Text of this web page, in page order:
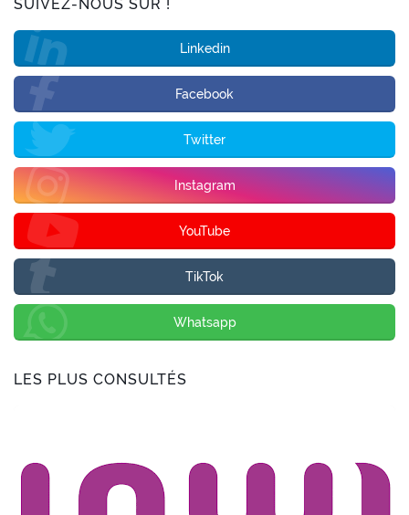
SUIVEZ-NOUS SUR !
Linkedin
Facebook
Twitter
Instagram
YouTube
TikTok
Whatsapp
LES PLUS CONSULTÉS